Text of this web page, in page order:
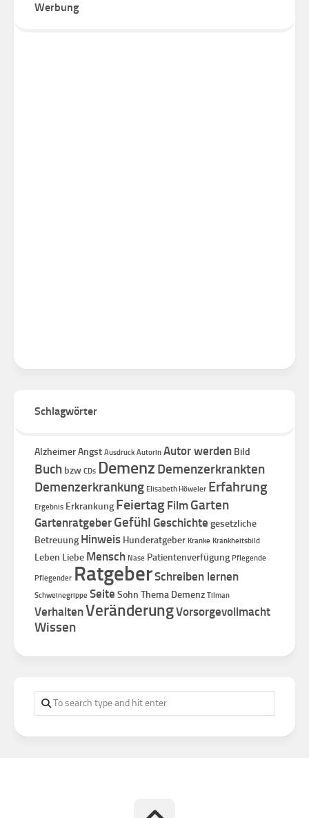
Werbung
Schlagwörter
AlzheimerAngst Ausdruck Autorin Autor werden Bild
Buch bzw CDs Demenz Demenzerkrankten
Demenzerkrankung Elisabeth Höweler Erfahrung
Ergebnis Erkrankung Feiertag Film Garten
Gartenratgeber Gefühl Geschichte gesetzliche
Betreuung Hinweis Hunderatgeber Kranke Krankheitsbild
Leben Liebe Mensch Nase Patientenverfügung Pflegende
Pflegender RatgeberSchreiben lernen
Schweinegrippe Seite Sohn Thema Demenz Tilman
VerhaltenVeränderungVorsorgevollmacht
Wissen